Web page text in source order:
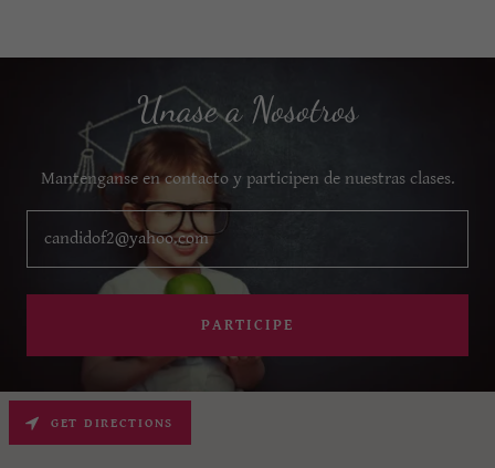
Unase a Nosotros
Mantenganse en contacto y participen de nuestras clases.
candidof2@yahoo.com
PARTICIPE
GET DIRECTIONS